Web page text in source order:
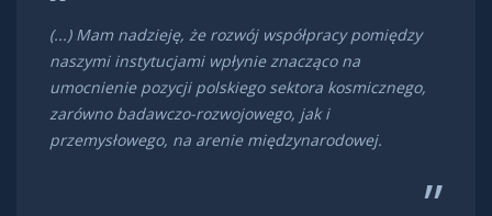
(...) Mam nadzieję, że rozwój współpracy pomiędzy
naszymi instytucjami wpłynie znacząco na
umocnienie pozycji polskiego sektora kosmicznego,
zarówno badawczo-rozwojowego, jak i
przemysłowego, na arenie międzynarodowej.